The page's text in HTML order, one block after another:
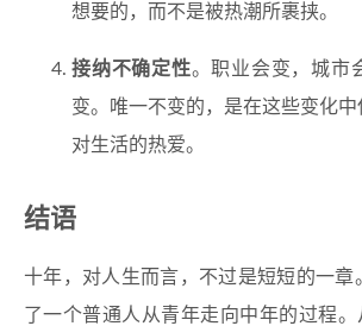
想要的，而不是被热潮所裹挟。
接纳不确定性。职业会变，城市
变。唯一不变的，是在这些变化
对生活的热爱。
结语
十年，对人生而言，不过是短短的一章
了一个普通人从青年走向中年的过程。